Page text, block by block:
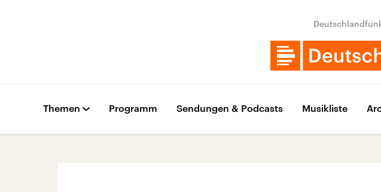
Themen Programm Sendungen & Podcasts Musikliste